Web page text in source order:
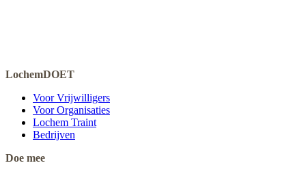
LochemDOET
Voor Vrijwilligers
Voor Organisaties
Lochem Traint
Bedrijven
Doe mee